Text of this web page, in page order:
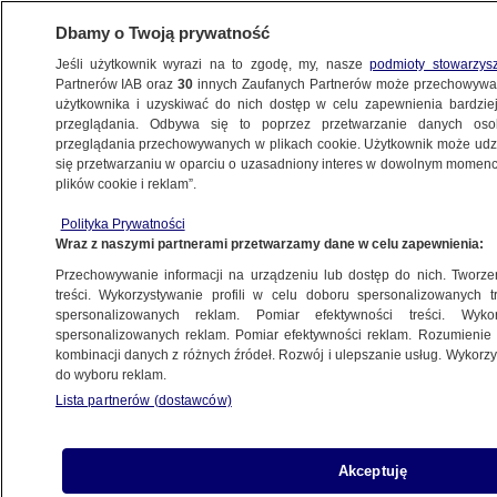
POLSKA
Rzecznik rządu: nie było objęte wnioskiem
Oprac.Kamila Grenczyn
2.06.2026, 17:35
Posłuchaj artykułu
Czyta lektor AI
Dbamy o Twoją prywatność
Jeśli użytkownik wyrazi na to zgodę, my, naszepodmioty
Partnerów IAB oraz30 innych Zaufanych Partnerów może
użytkownika i uzyskiwać do nich dostęp w celu zapewnienia
przeglądania. Odbywa się to poprzez przetwarzanie danych
przeglądania przechowywanych w plikach cookie. Użytkownik może
się przetwarzaniu w oparciu o uzasadniony interes w dowolnym
plików cookie i reklam”.
Polityka Prywatności
Wraz z naszymi partnerami przetwarzamy dane w celu zapewnienia:
Przechowywanie informacji na urządzeniu lub dostęp do nich.
treści. Wykorzystywanie profili w celu doboru spersonalizowanych
spersonalizowanych reklam. Pomiar efektywności treści.
spersonalizowanych reklam. Pomiar efektywności reklam.
kombinacji danych z różnych źródeł. Rozwój i ulepszanie usług.
do wyboru reklam.
Lista partnerów (dostawców)
Akceptuję